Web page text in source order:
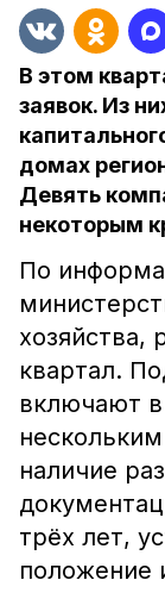
В этом
заявок. Из
домах
Девять
некоторым
По
хозяйства,
квартал.
включают
наличие
трёх лет,
положение